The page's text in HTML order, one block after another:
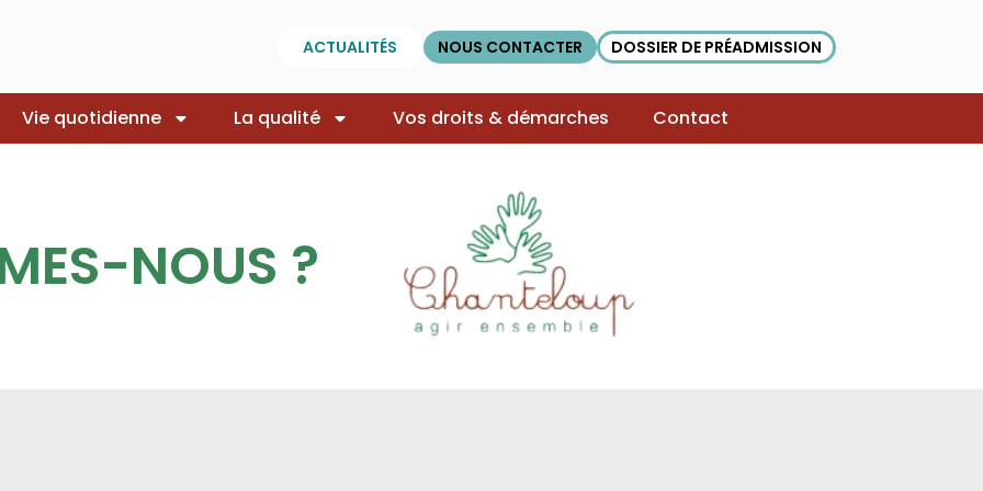
ACTUALITÉS NOUS CONTACTER DOSSIER DE PRÉADMISSION
Vie quotidienne La qualité Vos droits & démarches Contact
NOUS ?